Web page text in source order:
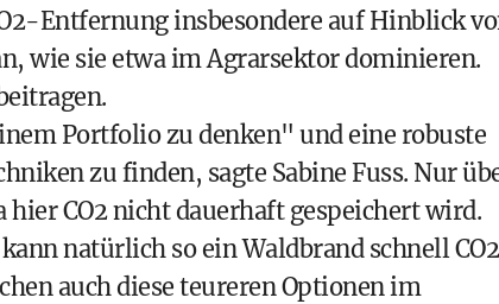
Entfernung insbesondere auf Hinblick
wie sie etwa im Agrarsektor dominieren.
Portfolio zu denken" und eine robuste
zu finden, sagte Sabine Fuss. Nur
CO2 nicht dauerhaft gespeichert wird.
natürlich so ein Waldbrand schnell CO2
auch diese teureren Optionen im